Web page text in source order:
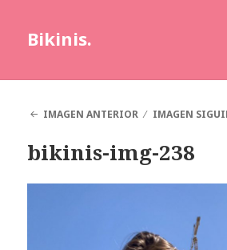
Bikinis.
IMAGEN ANTERIOR
IMAGEN
bikinis-img-238